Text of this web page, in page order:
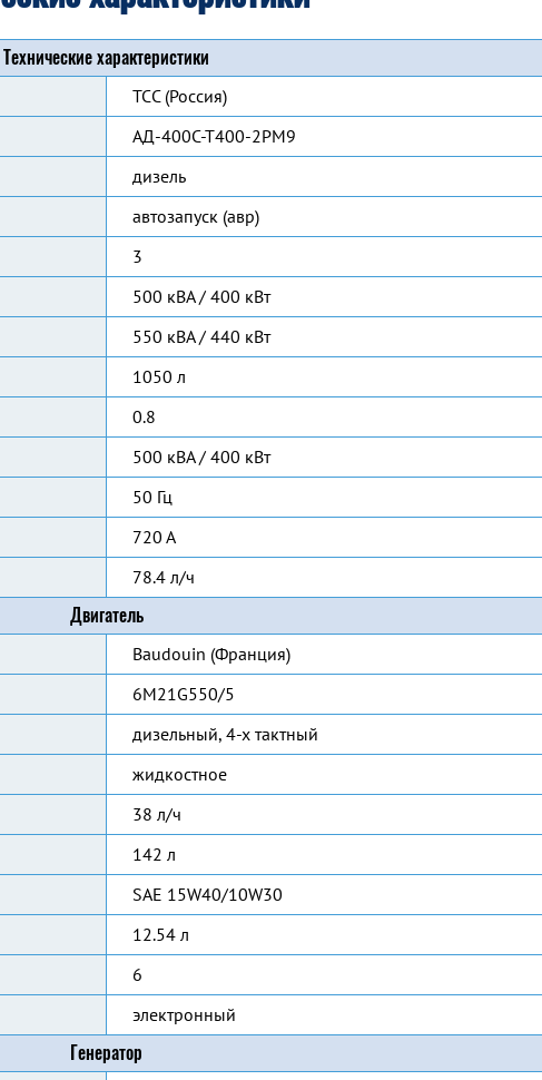
Технические характеристики
ТСС (Россия)
АД-400С-Т400-2РМ9
дизель
автозапуск (авр)
3
500 кВА / 400 кВт
550 кВА / 440 кВт
1050 л
0.8
500 кВА / 400 кВт
50 Гц
720 А
78.4 л/ч
Двигатель
Baudouin (Франция)
6M21G550/5
дизельный, 4-х тактный
жидкостное
38 л/ч
142 л
SAE 15W40/10W30
12.54 л
6
электронный
Генератор